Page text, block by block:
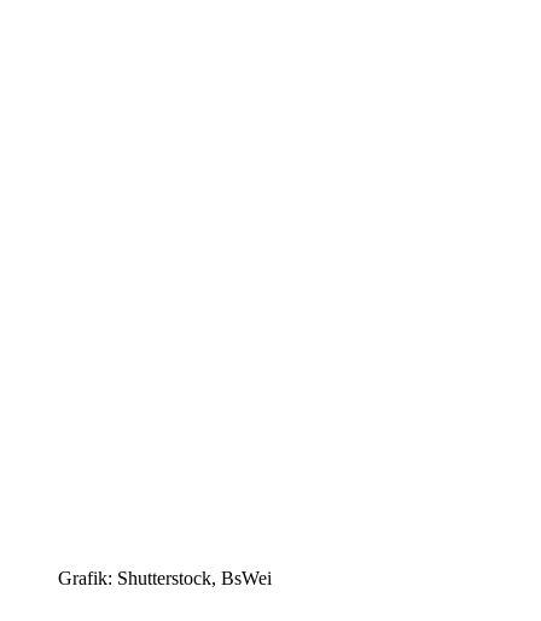
Grafik: Shutter­stock, BsWei